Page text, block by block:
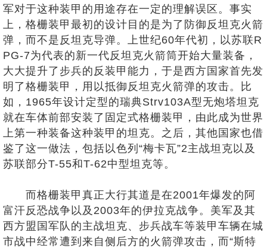
军对于这种装甲的用途存在一定的理解误区。事实
上，格栅装甲最初的设计目的是为了防御反坦克火箭
弹，而不是反坦克导弹。上世纪60年代初，以苏联R
PG-7为代表的新一代反坦克火箭筒开始大量装备，
大大提升了步兵的反装甲能力，于是西方国家首先发
明了格栅装甲，用以抵御反坦克火箭弹的攻击。比
如，1965年设计定型的瑞典Strv103A型无炮塔坦克
就在车体前部安装了固定式格栅装甲，由此成为世界
上第一种装备这种装甲的坦克。之后，其他国家也借
鉴了这一做法，包括以色列“梅卡瓦”2主战坦克以及
苏联部分T-55和T-62中型坦克等。
而格栅装甲真正大行其道是在2001年爆发的阿
富汗反恐战争以及2003年的伊拉克战争。美军及其
西方盟国军队的主战坦克、步兵战车等装甲车辆在城
市战中经常遭到来自侧后方的火箭弹攻击，而“斯特